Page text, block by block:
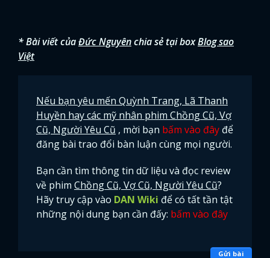
* Bài viết củaĐức Nguyênchia sẻ tại boxBlog sao
Việt
Nếu bạn yêu mến Quỳnh Trang, Lã Thanh
Huyền hay các mỹ nhân phim Chồng Cũ, Vợ
Cũ, Người Yêu Cũ , mời bạn bấm vào đây để
đăng bài trao đổi bàn luận cùng mọi người.
Bạn cần tìm thông tin dữ liệu và đọc review
về phim Chồng Cũ, Vợ Cũ, Người Yêu Cũ?
Hãy truy cập vào DAN Wiki để có tất tần tật
những nội dung bạn cần đấy: bấm vào đây
Gửi bài